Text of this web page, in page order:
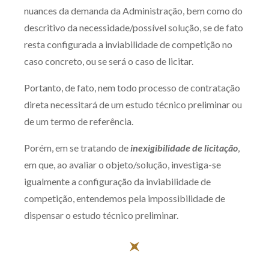
nuances da demanda da Administração, bem como do
descritivo da necessidade/possível solução, se de fato
resta configurada a inviabilidade de competição no
caso concreto, ou se será o caso de licitar.
Portanto, de fato, nem todo processo de contratação
direta necessitará de um estudo técnico preliminar ou
de um termo de referência.
Porém, em se tratando deinexigibilidade de licitação,
em que, ao avaliar o objeto/solução, investiga-se
igualmente a configuração da inviabilidade de
competição, entendemos pela impossibilidade de
dispensar o estudo técnico preliminar.